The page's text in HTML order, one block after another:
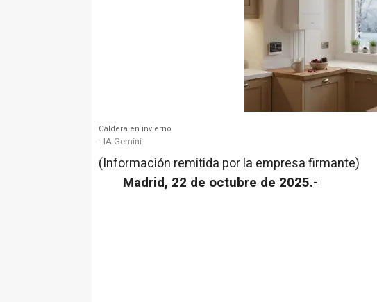
Caldera en invierno
- IA Gemini
(Información remitida por la empresa firmante)
Madrid, 22 de octubre de 2025.-